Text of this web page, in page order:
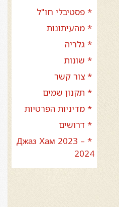
* פסטיבלי חו"ל
* מהעיתונות
* גלריה
* שונות
* צור קשר
* תקנון שמים
* מדיניות הפרטיות
* דרושים
* Джаз Хам 2023 –
2024